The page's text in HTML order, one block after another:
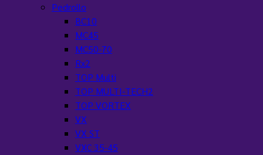
Pedrollo
BC10
MC45
MC50-70
Rx2
TOP Multi
TOP MULTI-TECH2
TOP VORTEX
VX
VX ST
VXC 35-45